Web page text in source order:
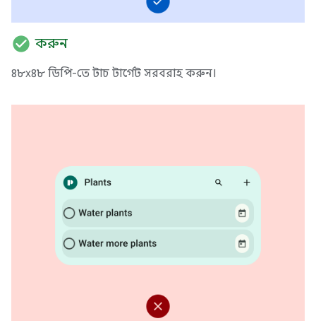
check_circle করুন
৪৮x৪৮ ডিপি-তে টাচ টার্গেট সরবরাহ করুন।